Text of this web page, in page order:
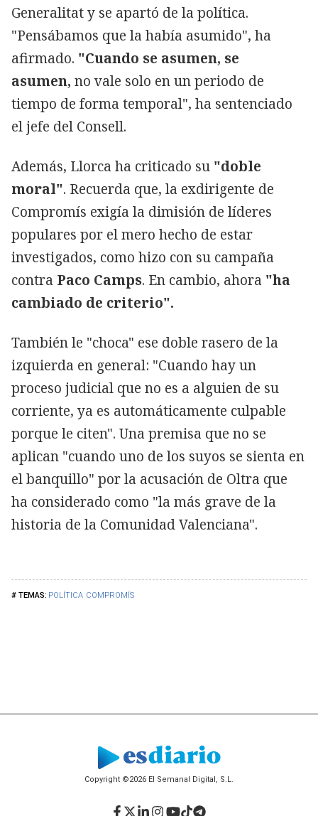
POLÍTICA COMPROMÍS
Generalitat y se apartó de la política.
"Pensábamos que la había asumido", ha
afirmado. "Cuando se asumen, se
asumen, no vale solo en un periodo de
tiempo de forma temporal", ha sentenciado
el jefe del Consell.
Además, Llorca ha criticado su "doble
moral". Recuerda que, la exdirigente de
Compromís exigía la dimisión de líderes
populares por el mero hecho de estar
investigados, como hizo con su campaña
contra Paco Camps. En cambio, ahora "ha
cambiado de criterio".
También le "choca" ese doble rasero de la
izquierda en general: "Cuando hay un
proceso judicial que no es a alguien de su
corriente, ya es automáticamente culpable
porque le citen". Una premisa que no se
aplican "cuando uno de los suyos se sienta en
el banquillo" por la acusación de Oltra que
ha considerado como "la más grave de la
historia de la Comunidad Valenciana".
Copyright ©2026 El Semanal Digital, S.L.
Facebook
Twitter
LinkedIn
Instagram
YouTube
TikTok
Telegram